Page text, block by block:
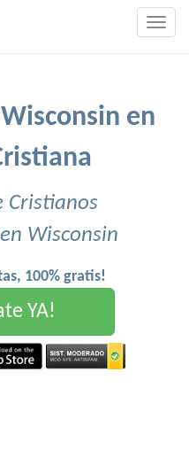
en
Cristianos
Wisconsin
100% gratis!
YA!